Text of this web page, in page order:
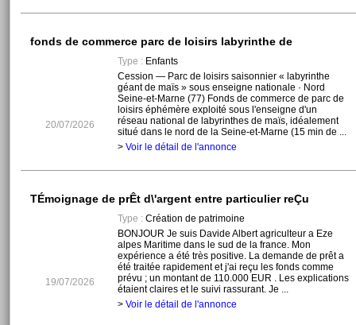
fonds de commerce parc de loisirs labyrinthe de
20/07/2026
Type :Enfants
Cession — Parc de loisirs saisonnier « labyrinthe
géant de maïs » sous enseigne nationale · Nord
Seine-et-Marne (77) Fonds de commerce de parc de
loisirs éphémère exploité sous l'enseigne d'un
réseau national de labyrinthes de maïs, idéalement
situé dans le nord de la Seine-et-Marne (15 min de ...
> Voir le détail de l'annonce
TÉmoignage de prÊt d\'argent entre particulier reÇu
19/07/2026
Type :Création de patrimoine
BONJOUR Je suis Davide Albert agriculteur a Eze
alpes Maritime dans le sud de la france. Mon
expérience a été très positive. La demande de prêt a
été traitée rapidement et j'ai reçu les fonds comme
prévu ; un montant de 110.000 EUR . Les explications
étaient claires et le suivi rassurant. Je ...
> Voir le détail de l'annonce